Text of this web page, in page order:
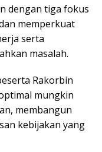
dengan tiga fokus
memperkuat
serta
masalah.
Rakorbin
mungkin
membangun
kebijakan yang